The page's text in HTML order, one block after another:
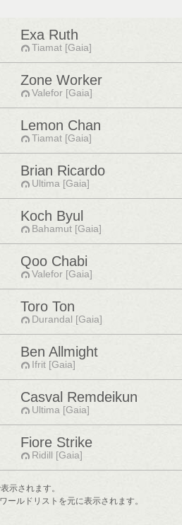
Exa Ruth
Tiamat [Gaia]
Zone Worker
Valefor [Gaia]
Lemon Chan
Tiamat [Gaia]
Brian Ricardo
Ultima [Gaia]
Koch Byul
Bahamut [Gaia]
Qoo Chabi
Valefor [Gaia]
Toro Ton
Durandal [Gaia]
Ben Allmight
Ifrit [Gaia]
Casval Remdeikun
Ultima [Gaia]
Fiore Strike
Ridill [Gaia]
示されます。
ルドリストを元に表示されます。